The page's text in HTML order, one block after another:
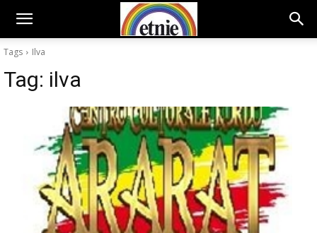
Tags Ilva
Tag: ilva